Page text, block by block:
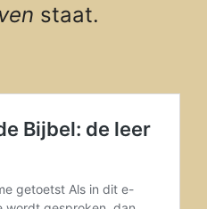
staat.